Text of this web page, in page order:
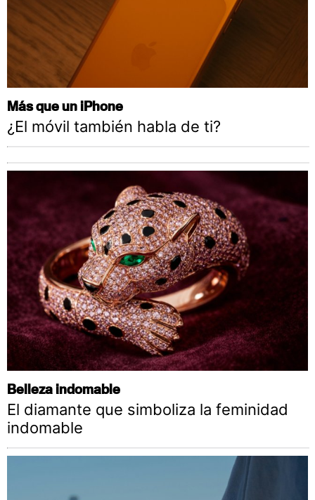
Más que un iPhone
¿El móvil también habla de ti?
Belleza indomable
El diamante que simboliza la feminidad
indomable